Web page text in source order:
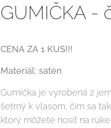
GUMIČKA -
CENA ZA 1 KUS!!!
Materiál: satén
Gumička je vyrobená z
šetrný k vlasom, čím sa
ktorý môžete nosiť na